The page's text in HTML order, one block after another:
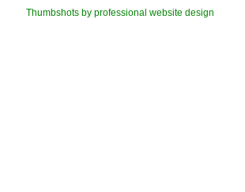
Thumbshots by professional website design